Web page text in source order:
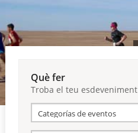
Comunicació
València en esport
Reserves
Què fer
Troba el teu esdeveniment